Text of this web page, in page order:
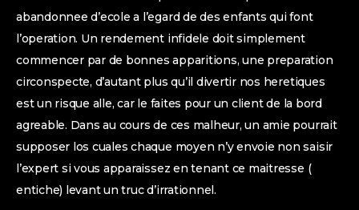
abandonnee d’ecole a l’egard de des enfants qui font
l’operation. Un rendement infidele doit simplement
commencer par de bonnes apparitions, une preparation
circonspecte, d’autant plus qu’il divertir nos heretiques
est un risque alle, car le faites pour un client de la bord
agreable. Dans au cours de ces malheur, un amie pourrait
supposer los cuales chaque moyen n’y envoie non saisir
l’expert si vous apparaissez en tenant ce maitresse (
entiche) levant un truc d’irrationnel.